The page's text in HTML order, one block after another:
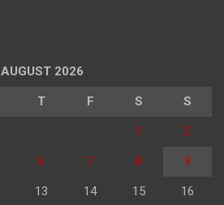
AUGUST 2026
T F S S
1 2
6 7 8 9
13 14 15 16